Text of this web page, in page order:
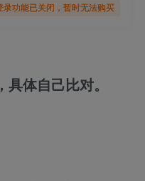
录功能已关闭，暂时无法购买
体自己比对。